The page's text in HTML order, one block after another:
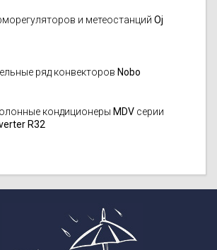
и метеостанций Oj
ряд конвекторов Nobo
кондиционеры MDV серии
R32